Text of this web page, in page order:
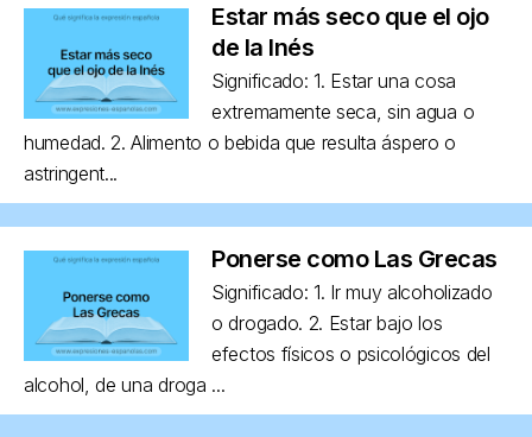
Estar más seco que el ojo
de la Inés
Significado: 1. Estar una cosa
extremamente seca, sin agua o
humedad. 2. Alimento o bebida que resulta áspero o
astringent...
Ponerse como Las Grecas
Significado: 1. Ir muy alcoholizado
o drogado. 2. Estar bajo los
efectos físicos o psicológicos del
alcohol, de una droga ...